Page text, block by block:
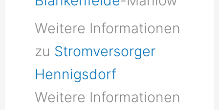
Weitere Informationen
zu Stromversorger
Hennigsdorf
Weitere Informationen